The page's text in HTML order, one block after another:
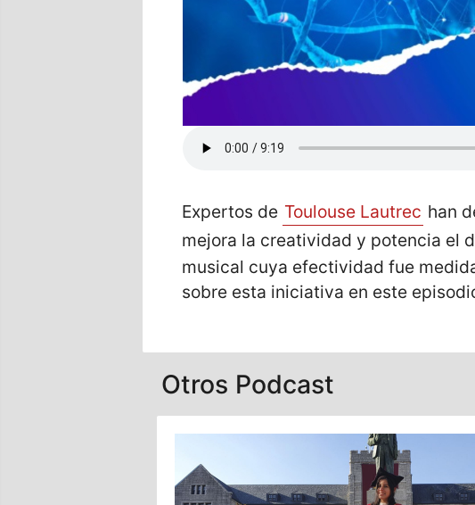
Expertos de Toulouse Lautrec han
mejora la creatividad y potencia el
musical cuya efectividad fue
sobre esta iniciativa en este
Otros Podcast